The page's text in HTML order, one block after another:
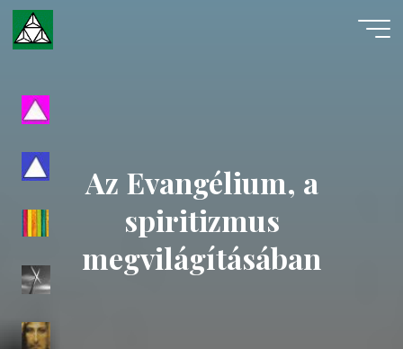
Skip
content
Az Evangélium, a
spiritizmus
megvilágításában